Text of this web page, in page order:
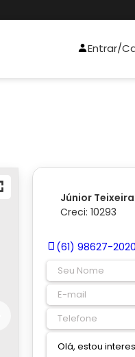
Entrar/
Júnior
Creci: 10293
(61) 98627-2020